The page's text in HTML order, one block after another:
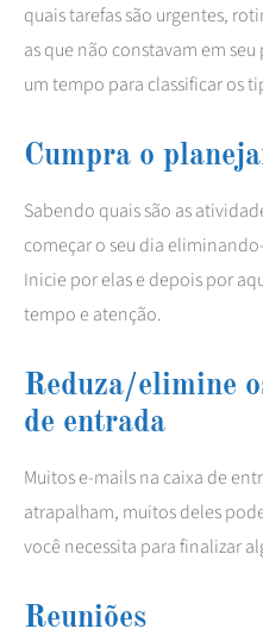
quais tarefas são urgentes,
as que não constavam em
um tempo para classificar os
Cumpra o
Sabendo quais são as
começar o seu dia
Inicie por elas e depois por
tempo e atenção.
Reduza/elimine
de entrada
Muitos e-mails na caixa de
atrapalham, muitos deles
você necessita para finalizar
Reuniões